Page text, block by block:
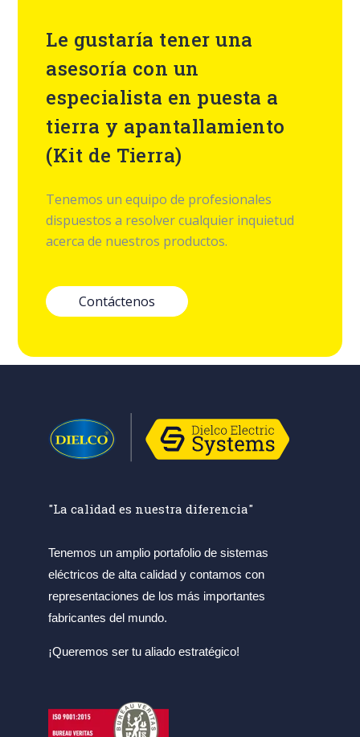
Le gustaría tener una
asesoría con un
especialista en puesta a
tierra y apantallamiento
(Kit de Tierra)
Tenemos un equipo de profesionales
dispuestos a resolver cualquier inquietud
acerca de nuestros productos.
Contáctenos
"La calidad es nuestra diferencia"
Tenemos un amplio portafolio de sistemas
eléctricos de alta calidad y contamos con
representaciones de los más importantes
fabricantes del mundo.
¡Queremos ser tu aliado estratégico!